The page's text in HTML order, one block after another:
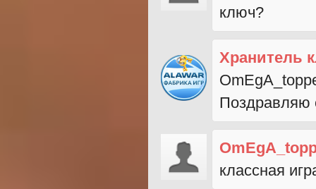
ключ?
Хранитель
Поздравляю
классная